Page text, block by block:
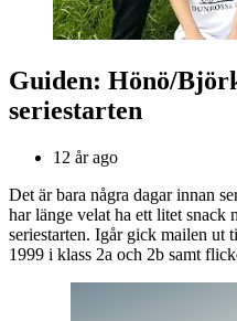
Guiden: Hönö/
seriestarten
12 år ago
Det är bara några dagar innan
har länge velat ha ett litet snack
seriestarten. Igår gick mailen ut
1999 i klass 2a och 2b samt